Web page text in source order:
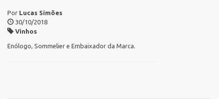
Por Lucas Simões
30/10/2018
Vinhos
Enólogo, Sommelier e Embaixador da Marca.